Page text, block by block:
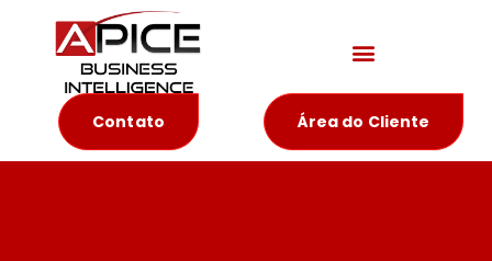
Contato Área do Cliente